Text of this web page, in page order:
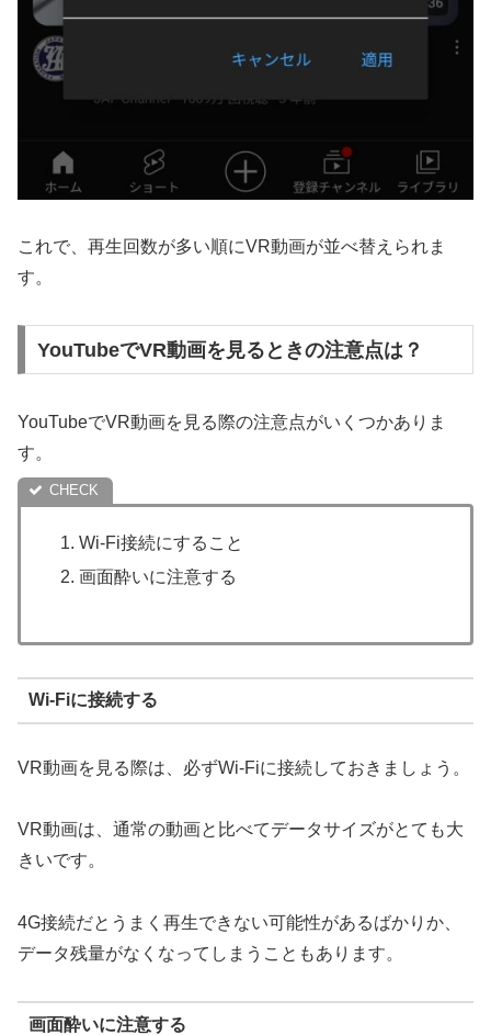
これで、再生回数が多い順にVR動画が並べ替えられま
す。
YouTubeでVR動画を見るときの注意点は？
YouTubeでVR動画を見る際の注意点がいくつかありま
す。
Wi-Fi接続にすること
画面酔いに注意する
Wi-Fiに接続する
VR動画を見る際は、必ずWi-Fiに接続しておきましょう。
VR動画は、通常の動画と比べてデータサイズがとても大
きいです。
4G接続だとうまく再生できない可能性があるばかりか、
データ残量がなくなってしまうこともあります。
画面酔いに注意する